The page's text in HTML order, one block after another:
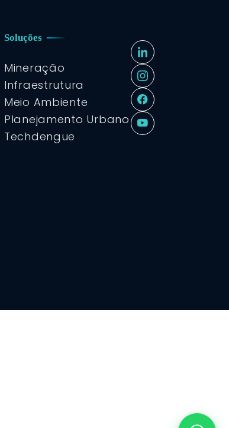
Soluções
Mineração
Infraestrutura
Meio Ambiente
Planejamento Urbano
Techdengue